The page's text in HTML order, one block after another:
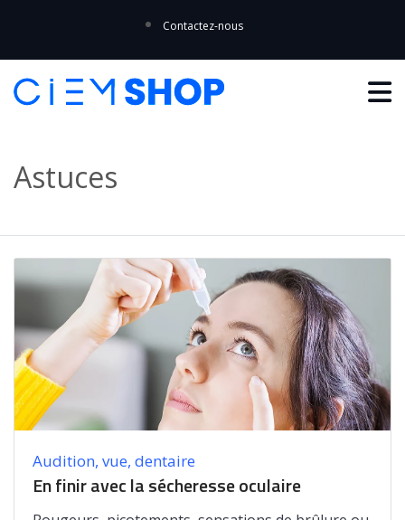
Contactez-nous
Astuces
Audition, vue, dentaire
En finir avec la sécheresse oculaire